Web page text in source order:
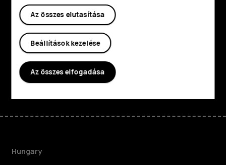
Rólunk
Planet and people
Támogatás
FacebookInstagram
TiktokYoutubeLinkedin
Hungary
Az összes elutasítása
Beállítások kezelése
Az összes elfogadása